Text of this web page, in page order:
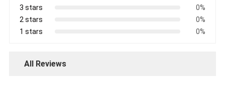
3 stars
0%
2 stars
0%
1 stars
0%
All Reviews